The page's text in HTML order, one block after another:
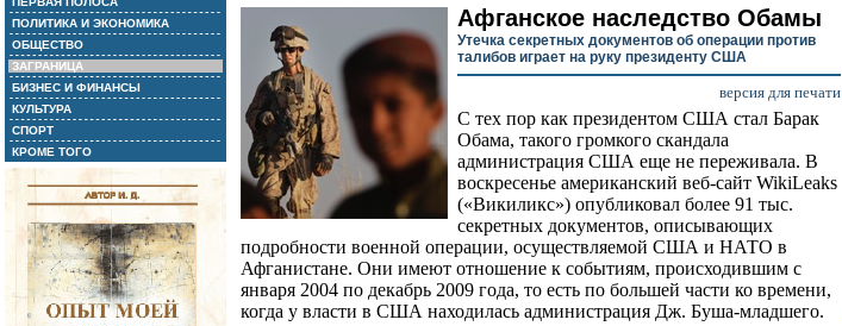
ПОЛИТИКА И ЭКОНОМИКА
ОБЩЕСТВО
ЗАГРАНИЦА
БИЗНЕС И ФИНАНСЫ
КУЛЬТУРА
СПОРТ
КРОМЕ ТОГО
Афганское наследство Обамы
Утечка секретных документов об операции против
талибов играет на руку президенту США
версия для печати
С тех пор как президентом США стал Барак
Обама, такого громкого скандала
администрация США еще не переживала. В
воскресенье американский веб-сайт WikiLeaks
(«Викиликс») опубликовал более 91 тыс.
секретных документов, описывающих
подробности военной операции, осуществляемой США и НАТО в
Афганистане. Они имеют отношение к событиям, происходившим с
января 2004 по декабрь 2009 года, то есть по большей части ко времени,
когда у власти в США находилась администрация Дж. Буша-младшего.